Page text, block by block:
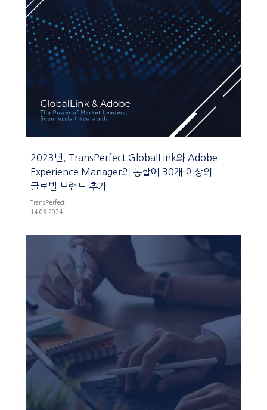
2023년, TransPerfect GlobalLink와 Adobe
Experience Manager의 통합에 30개 이상의
글로벌 브랜드 추가
TransPerfect
14.03.2024